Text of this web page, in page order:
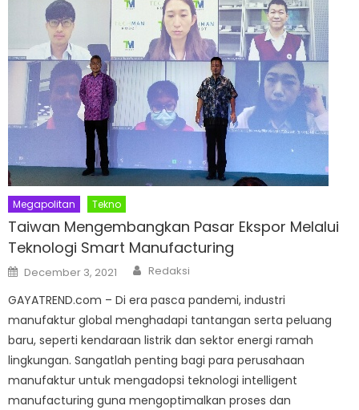
Megapolitan Tekno
Taiwan Mengembangkan Pasar Ekspor Melalui
Teknologi Smart Manufacturing
Posted
on
December 3, 2021 Author
Redaksi
GAYATREND.com – Di era pasca pandemi, industri
manufaktur global menghadapi tantangan serta peluang
baru, seperti kendaraan listrik dan sektor energi ramah
lingkungan. Sangatlah penting bagi para perusahaan
manufaktur untuk mengadopsi teknologi intelligent
manufacturing guna mengoptimalkan proses dan